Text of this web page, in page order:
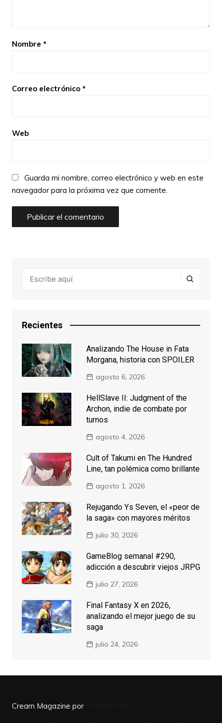
Nombre *
Correo electrónico *
Web
Guarda mi nombre, correo electrónico y web en este
navegador para la próxima vez que comente.
Recientes
Analizando The House in Fata
Morgana, historia con SPOILER
agosto 6, 2026
HellSlave II: Judgment of the
Archon, indie de combate por
turnos
agosto 4, 2026
Cult of Takumi en The Hundred
Line, tan polémica como brillante
agosto 1, 2026
Rejugando Ys Seven, el «peor de
la saga» con mayores méritos
julio 30, 2026
GameBlog semanal #290,
adicción a descubrir viejos JRPG
julio 27, 2026
Final Fantasy X en 2026,
analizando el mejor juego de su
saga
julio 24, 2026
Cream Magazine por